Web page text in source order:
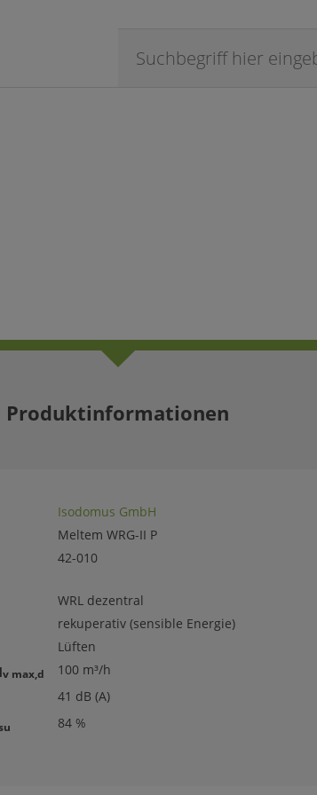
Produktinformationen
Isodomus GmbH
Meltem WRG-II P
42-010
WRL dezentral
rekuperativ (sensible Energie)
Lüften
v max,d
100 m³/h
41 dB (A)
84 %